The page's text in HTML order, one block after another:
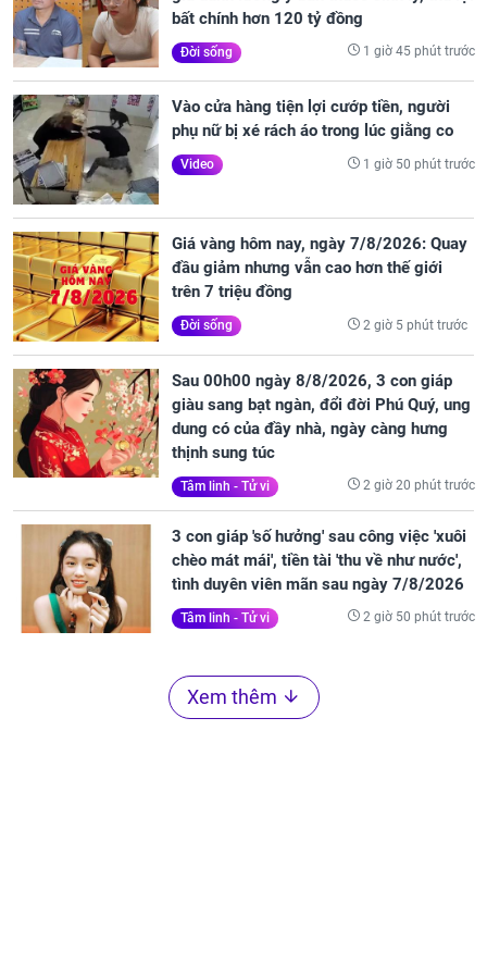
bất chính hơn 120 tỷ đồng
Đời sống 1 giờ 45 phút trước
Vào cửa hàng tiện lợi cướp tiền, người
phụ nữ bị xé rách áo trong lúc giằng co
Video 1 giờ 50 phút trước
Giá vàng hôm nay, ngày 7/8/2026: Quay
đầu giảm nhưng vẫn cao hơn thế giới
trên 7 triệu đồng
Đời sống 2 giờ 5 phút trước
Sau 00h00 ngày 8/8/2026, 3 con giáp
giàu sang bạt ngàn, đổi đời Phú Quý, ung
dung có của đầy nhà, ngày càng hưng
thịnh sung túc
Tâm linh - Tử vi 2 giờ 20 phút trước
3 con giáp 'số hưởng' sau công việc 'xuôi
chèo mát mái', tiền tài 'thu về như nước',
tình duyên viên mãn sau ngày 7/8/2026
Tâm linh - Tử vi 2 giờ 50 phút trước
Xem thêm